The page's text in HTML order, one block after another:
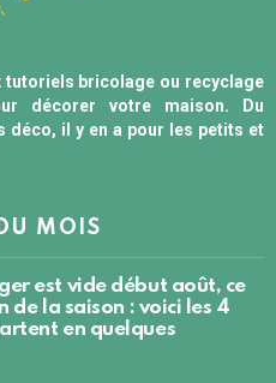
tutoriels bricolage ou recyclage
décorer votre maison. Du
déco, il y en a pour les petits et
MOIS
est vide début août, ce
de la saison : voici les 4
en quelques